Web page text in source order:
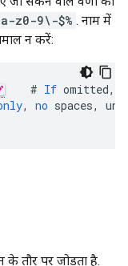
a-z0-9\-$% . नाम में
न करें:
# If omitted,
, no spaces,
तौर पर जोड़ता है.